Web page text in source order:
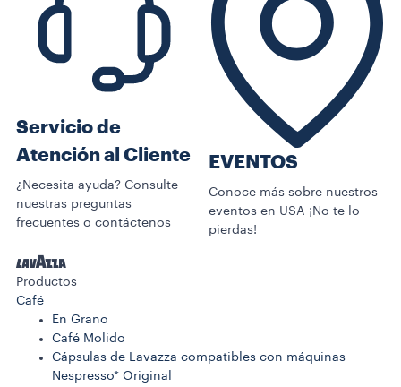
Servicio de
Atención al Cliente
¿Necesita ayuda? Consulte
nuestras preguntas
frecuentes o contáctenos
EVENTOS
Conoce más sobre nuestros
eventos en USA ¡No te lo
pierdas!
Productos
Café
En Grano
Café Molido
Cápsulas de Lavazza compatibles con máquinas
Nespresso* Original